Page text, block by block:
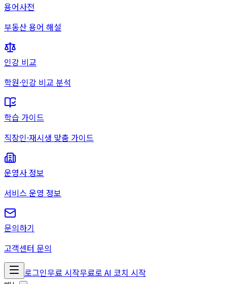
용어사전
부동산 용어 해설
인강 비교
학원·인강 비교 분석
학습 가이드
직장인·재시생 맞춤 가이드
운영사 정보
서비스 운영 정보
문의하기
고객센터 문의
로그인무료 시작무료로 AI 코치 시작